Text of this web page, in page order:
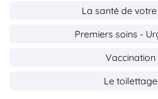
La santé de
Premiers soins -
Vaccination
Le toilettage